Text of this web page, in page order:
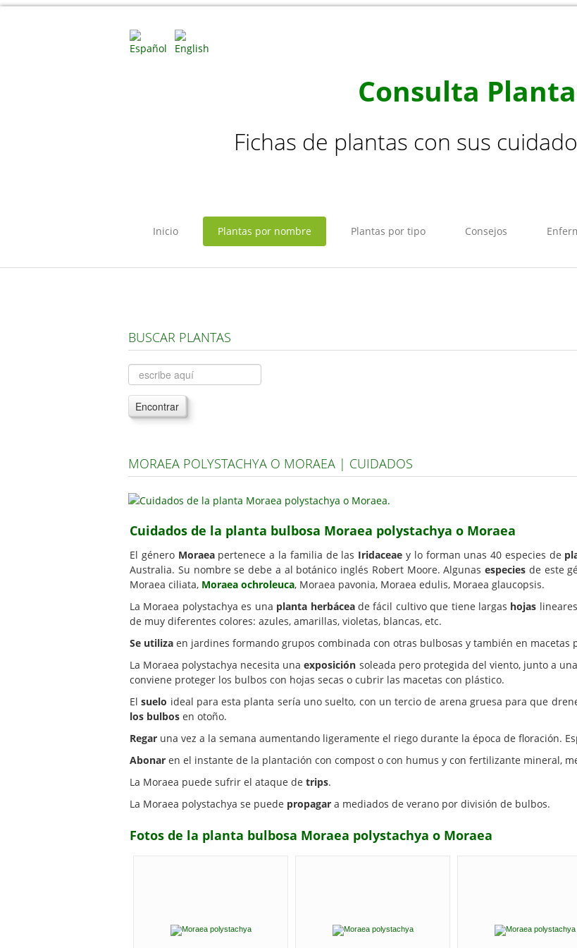
Consulta
Fichas de plantas con sus
Inicio Plantas por nombre Plantas por tipo Consejos
BUSCAR PLANTAS
Encontrar
MORAEA POLYSTACHYA O MORAEA | CUIDADOS
Cuidados de la planta bulbosa Moraea polystachya o Moraea
El género Moraeapertenece a la familia de las Iridaceae y lo forman unas 40 especies de
Australia. Su nombre se debe a al botánico inglés Robert Moore. Algunas especies de este
Moraea ciliata, Moraea ochroleuca, Moraea pavonia, Moraea edulis, Moraea glaucopsis.
La Moraea polystachya es una planta herbáceade fácil cultivo que tiene largas hojas
de muy diferentes colores: azules, amarillas, violetas, blancas, etc.
Se utiliza en jardines formando grupos combinada con otras bulbosas y también en macetas
La Moraea polystachya necesita unaexposición soleada pero protegida del viento, junto a
conviene proteger los bulbos con hojas secas o cubrir las macetas con plástico.
Elsuelo ideal para esta planta sería uno suelto, con un tercio de arena gruesa para que
los bulbos en otoño.
Regar una vez a la semana aumentando ligeramente el riego durante la época de floración.
Abonar en el instante de la plantación con compost o con humus y con fertilizante mineral,
La Moraea puede sufrir el ataque de trips.
La Moraea polystachya se puede propagar a mediados de verano por división de bulbos.
Fotos de la planta bulbosa Moraea polystachya o Moraea